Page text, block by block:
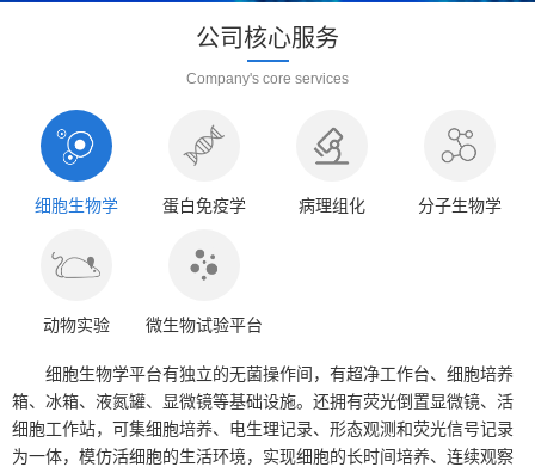
公司核心服务
Company's core services
细胞生物学 蛋白免疫学 病理组化 分子生物学
动物实验 微生物试验平台
细胞生物学平台有独立的无菌操作间，有超净工作台、细胞培养
箱、冰箱、液氮罐、显微镜等基础设施。还拥有荧光倒置显微镜、活
细胞工作站，可集细胞培养、电生理记录、形态观测和荧光信号记录
为一体，模仿活细胞的生活环境，实现细胞的长时间培养、连续观察